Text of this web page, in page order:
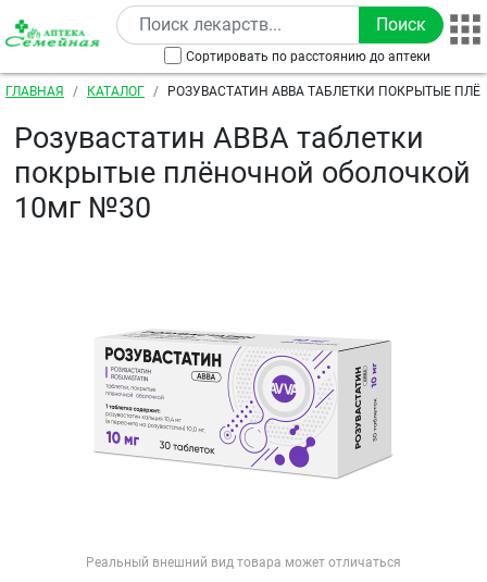
Перейти к основному содержанию
Сортировать по расстоянию до аптеки
Строка навигации
ГЛАВНАЯ КАТАЛОГ
РОЗУВАСТАТИН АВВА ТАБЛЕТКИ ПОКРЫТЫЕ
Розувастатин АВВА таблетки
покрытые плёночной оболочкой
10мг №30
Реальный внешний вид товара может отличаться